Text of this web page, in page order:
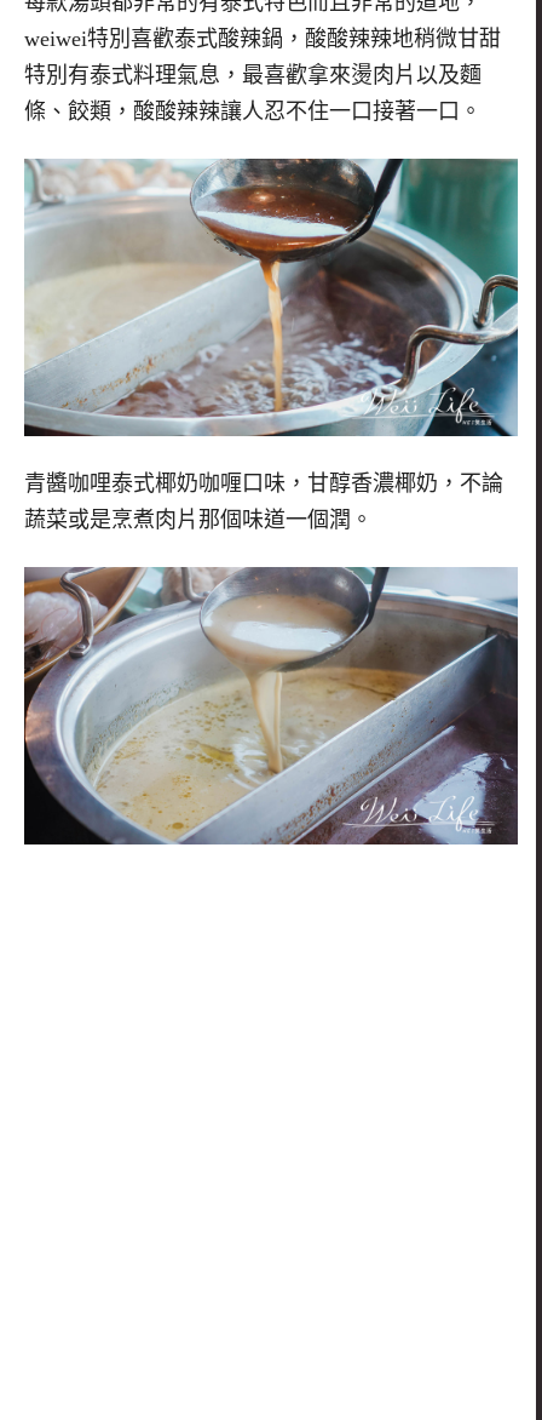
weiwei特別喜歡泰式酸辣鍋，酸酸辣辣地稍微甘甜
特別有泰式料理氣息，最喜歡拿來燙肉片以及麵
條、餃類，酸酸辣辣讓人忍不住一口接著一口。
青醬咖哩泰式椰奶咖喱口味，甘醇香濃椰奶，不論
蔬菜或是烹煮肉片那個味道一個潤。